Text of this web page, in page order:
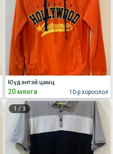
10-р хороолол
Юүдэнтэй цамц
20 мянга
1 / 3